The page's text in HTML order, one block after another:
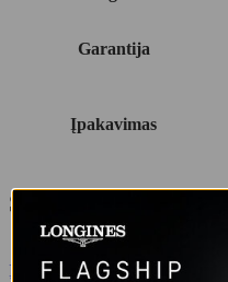
Garantija
Įpakavimas
Susiję produktai
Į krepšelį Add to wishlist